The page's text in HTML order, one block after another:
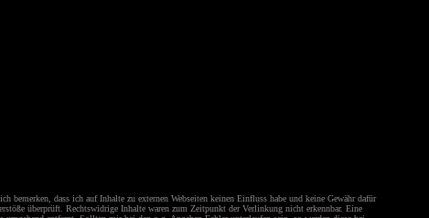
bemerken, dass ich auf Inhalte zu externen Webseiten keinen Einfluss habe und keine Gewähr dafür
überprüft. Rechtswidrige Inhalte waren zum Zeitpunkt der Verlinkung nicht erkennbar. Eine